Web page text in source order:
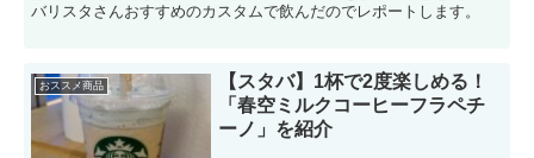
バリスタさんおすすめのカスタムで飲んだのでレポートします。
おススメ商品
【スタバ】1杯で2度楽しめる！
「春空ミルクコーヒーフラペチ
ーノ」を紹介